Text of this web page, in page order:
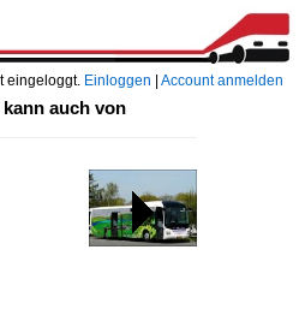
eingeloggt. Einloggen Account anmelden
auch von